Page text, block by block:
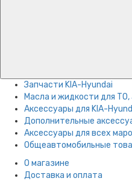
Запчасти KIA-Hyundai
Масла и жидкости для ТО,
Аксессуары для KIA-
Дополнительные
Аксессуары для всех
Общеавтомобильные
О магазине
Доставка и оплата